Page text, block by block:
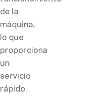
de la
máquina,
lo que
proporciona
un
servicio
rápido.